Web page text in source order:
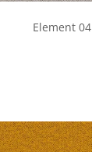
Element 04